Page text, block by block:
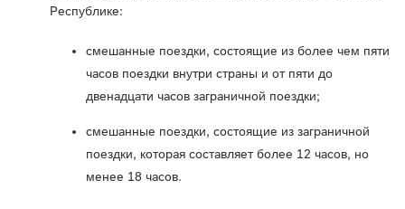
Республике:
смешанные поездки, состоящие из более чем пяти
часов поездки внутри страны и от пяти до
двенадцати часов заграничной поездки;
смешанные поездки, состоящие из заграничной
поездки, которая составляет более 12 часов, но
менее 18 часов.